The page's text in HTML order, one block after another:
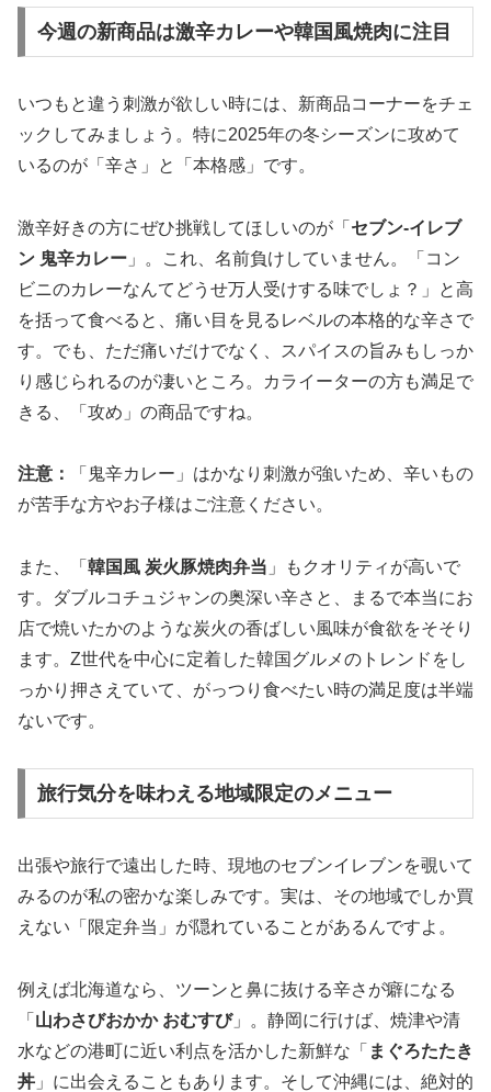
今週の新商品は激辛カレーや韓国風焼肉に注目
いつもと違う刺激が欲しい時には、新商品コーナーをチェ
ックしてみましょう。特に2025年の冬シーズンに攻めて
いるのが「辛さ」と「本格感」です。
激辛好きの方にぜひ挑戦してほしいのが「 セブン-イレブ
ン 鬼辛カレー 」。これ、名前負けしていません。「コン
ビニのカレーなんてどうせ万人受けする味でしょ？」と高
を括って食べると、痛い目を見るレベルの本格的な辛さで
す。でも、ただ痛いだけでなく、スパイスの旨みもしっか
り感じられるのが凄いところ。カライーターの方も満足で
きる、「攻め」の商品ですね。
注意：
「鬼辛カレー」はかなり刺激が強いため、辛いもの
が苦手な方やお子様はご注意ください。
また、「 韓国風 炭火豚焼肉弁当 」もクオリティが高いで
す。ダブルコチュジャンの奥深い辛さと、まるで本当にお
店で焼いたかのような炭火の香ばしい風味が食欲をそそり
ます。Z世代を中心に定着した韓国グルメのトレンドをし
っかり押さえていて、がっつり食べたい時の満足度は半端
ないです。
旅行気分を味わえる地域限定のメニュー
出張や旅行で遠出した時、現地のセブンイレブンを覗いて
みるのが私の密かな楽しみです。実は、その地域でしか買
えない「限定弁当」が隠れていることがあるんですよ。
例えば北海道なら、ツーンと鼻に抜ける辛さが癖になる
「 山わさびおかか おむすび」。静岡に行けば、焼津や清
水などの港町に近い利点を活かした新鮮な「 まぐろたたき
丼 」に出会えることもあります。そして沖縄には、絶対的